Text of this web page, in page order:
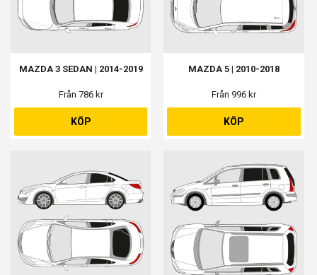
MAZDA 3 SEDAN | 2014-2019
Från 786 kr
KÖP
MAZDA 5 | 2010-2018
Från 996 kr
KÖP